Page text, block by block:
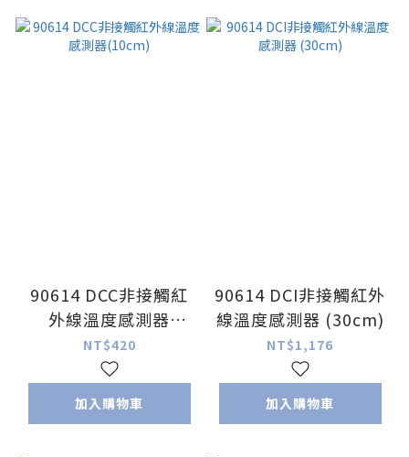
90614 DCC非接觸紅
外線溫度感測器
(10cm)
NT$420
加入購物車
90614 DCI非接觸紅外
線溫度感測器 (30cm)
NT$1,176
加入購物車